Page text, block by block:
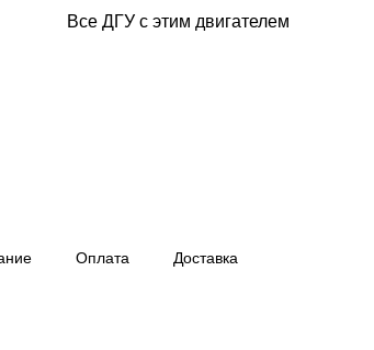
Все ДГУ с этим двигателем
Оплата Доставка